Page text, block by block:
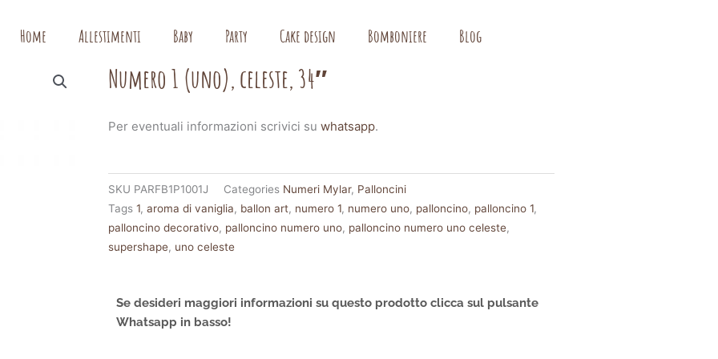
Home Allestimenti Baby Party Cake design Bomboniere Blog
Numero 1 (uno), celeste, 34″
Per eventuali informazioni scrivici suwhatsapp.
SKU PARFB1P1001J Categories Numeri Mylar, Palloncini
Tags 1,aroma di vaniglia, ballon art, numero 1, numero uno, palloncino, palloncino 1,
palloncino decorativo, palloncino numero uno, palloncino numero uno celeste,
supershape, uno celeste
Se desideri maggiori informazioni su questo prodotto clicca sul pulsante
Whatsapp in basso!